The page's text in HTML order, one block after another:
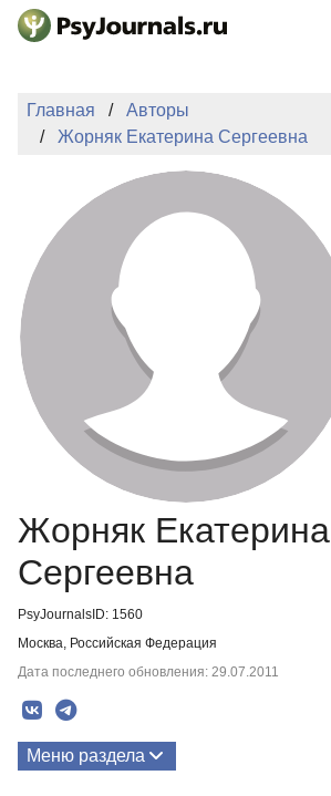
Перейти к основному содержанию
ИЗДАНИЯ
АВТОРЫ
ПОДАТЬ РУКОПИСЬ
БАЗА ЗНАНИЙ
КЛЮЧЕВЫЕ СЛОВА
Регистрация
Главная
Авторы
Жорняк Екатерина Сергеевна
Жорняк Екатерина
Сергеевна
PsyJournalsID: 1560
Москва, Российская Федерация
Дата последнего обновления: 29.07.2011
Меню раздела